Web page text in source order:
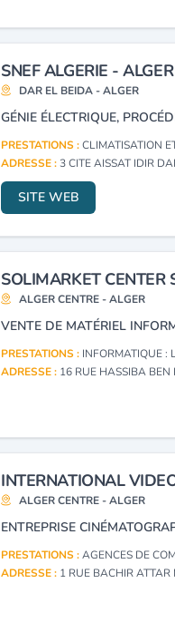
SNEF ALGERIE - ALGER
DAR EL BEIDA - ALGER
PRESTATIONS :CLIMATISATION
ADRESSE :3 CITE AISSAT IDIR
SITE WEB
SOLIMARKET CENTER
ALGER CENTRE - ALGER
VENTE DE MATÉRIEL
PRESTATIONS : INFORMATIQUE :
ADRESSE : 16 RUE HASSIBA
INTERNATIONAL
ALGER CENTRE - ALGER
ENTREPRISE
PRESTATIONS :AGENCES DE
ADRESSE : 1 RUE BACHIR ATTAR